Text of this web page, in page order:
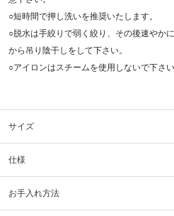
○短時間で押し洗いを推奨いたします。
○脱水は手絞りで弱く絞り、その後速やか
から吊り陰干しをして下さい。
○アイロンはスチームを使用しないで下さい
サイズ
仕様
お手入れ方法